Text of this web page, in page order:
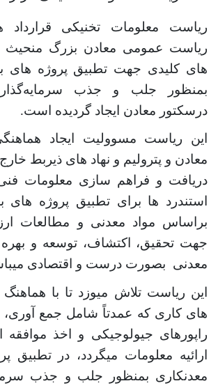
ریاست معلومات تخنیکی
ریاست عمومی معادن بزرگ منحیث
های کلیدی جهت تطبیق پروژه های
بمنظور جلب و جذب
درسکتور معادن ایجاد گردیده است.
این ریاست مسوولیت ایجاد
معادن و پترولیم و نهاد های ذیربط
دریافت و فراهم سازی معلومات
استندرد ها برای تطبیق پروژه های
براساس مواد معدنی و مطالعات
جهت تحقیق، اکتشاف، توسعه و بهره
معدنی بصورت درست و اقتصادی
این ریاست تلاش میوزد تا با
های کاری که عمدتاً شامل جمع آوری،
راپورهای جیولوجیکی و اخذ موافقه
ارائیه معلومات میگردد، در تطبیق
معدنکاری بمنظور جلب و جذب